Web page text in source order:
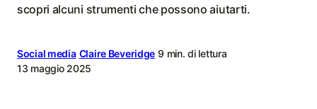
scopri alcuni strumenti che possono aiutarti.
Social media Claire Beveridge 9 min. di lettura
13 maggio 2025